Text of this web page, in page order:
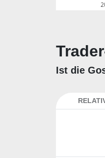
Ist die